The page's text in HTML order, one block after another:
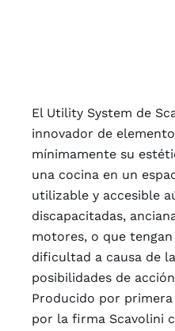
El Utility System de
innovador de
mínimamente su
una cocina en un
utilizable y accesible
discapacitadas,
motores, o que
dificultad a causa de
posibilidades de
Producido por
por la firma Scavolini